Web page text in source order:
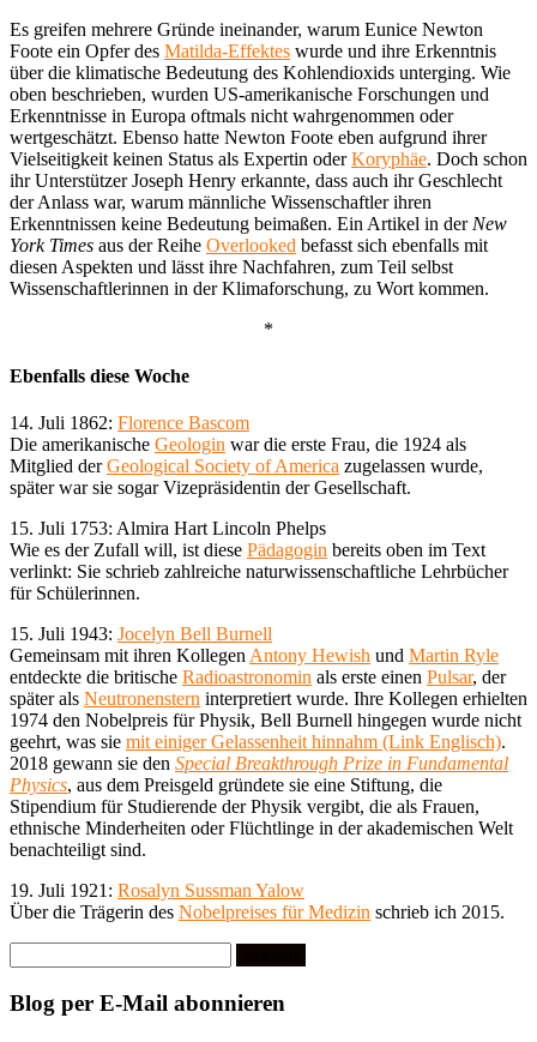
Es greifen mehrere Gründe ineinander, warum Eunice Newton
Foote ein Opfer des Matilda-Effektes wurde und ihre Erkenntnis
über die klimatische Bedeutung des Kohlendioxids unterging. Wie
oben beschrieben, wurden US-amerikanische Forschungen und
Erkenntnisse in Europa oftmals nicht wahrgenommen oder
wertgeschätzt. Ebenso hatte Newton Foote eben aufgrund ihrer
Vielseitigkeit keinen Status als Expertin oderKoryphäe. Doch schon
ihr Unterstützer Joseph Henry erkannte, dass auch ihr Geschlecht
der Anlass war, warum männliche Wissenschaftler ihren
Erkenntnissen keine Bedeutung beimaßen. Ein Artikel in der New
York Times aus der Reihe Overlooked befasst sich ebenfalls mit
diesen Aspekten und lässt ihre Nachfahren, zum Teil selbst
Wissenschaftlerinnen in der Klimaforschung, zu Wort kommen.
*
Ebenfalls diese Woche
14. Juli 1862: Florence Bascom
Die amerikanische Geologin war die erste Frau, die 1924 als
Mitglied derGeological Society of America zugelassen wurde,
später war sie sogar Vizepräsidentin der Gesellschaft.
15. Juli 1753: Almira Hart Lincoln Phelps
Wie es der Zufall will, ist diese Pädagogin bereits oben im Text
verlinkt: Sie schrieb zahlreiche naturwissenschaftliche Lehrbücher
für Schülerinnen.
15. Juli 1943: Jocelyn Bell Burnell
Gemeinsam mit ihren Kollegen Antony Hewish und Martin Ryle
entdeckte die britische Radioastronomin als erste einen Pulsar, der
später als Neutronenstern interpretiert wurde. Ihre Kollegen erhielten
1974 den Nobelpreis für Physik, Bell Burnell hingegen wurde nicht
geehrt, was sie mit einiger Gelassenheit hinnahm (Link Englisch).
2018 gewann sie den Special Breakthrough Prize in Fundamental
Physics, aus dem Preisgeld gründete sie eine Stiftung, die
Stipendium für Studierende der Physik vergibt, die als Frauen,
ethnische Minderheiten oder Flüchtlinge in der akademischen Welt
benachteiligt sind.
19. Juli 1921: Rosalyn Sussman Yalow
Über die Trägerin des Nobelpreises für Medizin schrieb ich 2015.
nach:
Blog per E-Mail abonnieren